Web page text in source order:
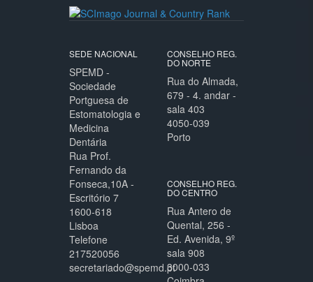
SEDE NACIONAL
SPEMD -
Sociedade
Portguesa de
Estomatologia e
Medicina
Dentária
Rua Prof.
Fernando da
Fonseca,10A -
Escritório 7
1600-618
Lisboa
Telefone
217520056
secretariado@spemd.pt
CONSELHO REG.
DO NORTE
Rua do Almada,
679 - 4. andar -
sala 403
4050-039
Porto
CONSELHO REG.
DO CENTRO
Rua Antero de
Quental, 256 -
Ed. Avenida, 9º
sala 908
3000-033